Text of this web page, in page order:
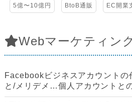
5億〜10億円 BtoB通販 EC開業
Webマーケティン
Facebookビジネスアカウントの
と/メリデメ…個人アカウントと